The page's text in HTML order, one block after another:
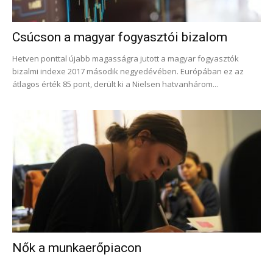
Csúcson a magyar fogyasztói bizalom
Hetven ponttal újabb magasságra jutott a magyar fogyasztók
bizalmi indexe 2017 második negyedévében. Európában ez az
átlagos érték 85 pont, derült ki a Nielsen hatvanhárom...
Nők a munkaerőpiacon